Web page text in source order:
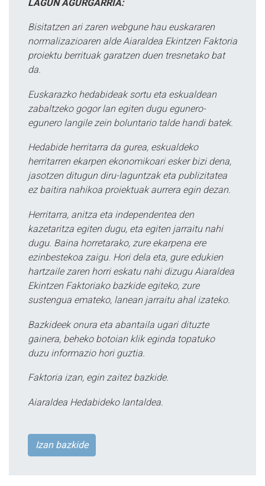
LAGUN AGURGARRIA:
Bisitatzen ari zaren webgune hau euskararen
normalizazioaren alde Aiaraldea Ekintzen Faktoria
proiektu berrituak garatzen duen tresnetako bat
da.
Euskarazko hedabideak sortu eta eskualdean
zabaltzeko gogor lan egiten dugu egunero-
egunero langile zein boluntario talde handi batek.
Hedabide herritarra da gurea, eskualdeko
herritarren ekarpen ekonomikoari esker bizi dena,
jasotzen ditugun diru-laguntzak eta publizitatea
ez baitira nahikoa proiektuak aurrera egin dezan.
Herritarra, anitza eta independentea den
kazetaritza egiten dugu, eta egiten jarraitu nahi
dugu. Baina horretarako, zure ekarpena ere
ezinbestekoa zaigu. Hori dela eta, gure edukien
hartzaile zaren horri eskatu nahi dizugu Aiaraldea
Ekintzen Faktoriako bazkide egiteko, zure
sustengua emateko, lanean jarraitu ahal izateko.
Bazkideek onura eta abantaila ugari dituzte
gainera, beheko botoian klik eginda topatuko
duzu informazio hori guztia.
Faktoria izan, egin zaitez bazkide.
Aiaraldea Hedabideko lantaldea.
Izan bazkide